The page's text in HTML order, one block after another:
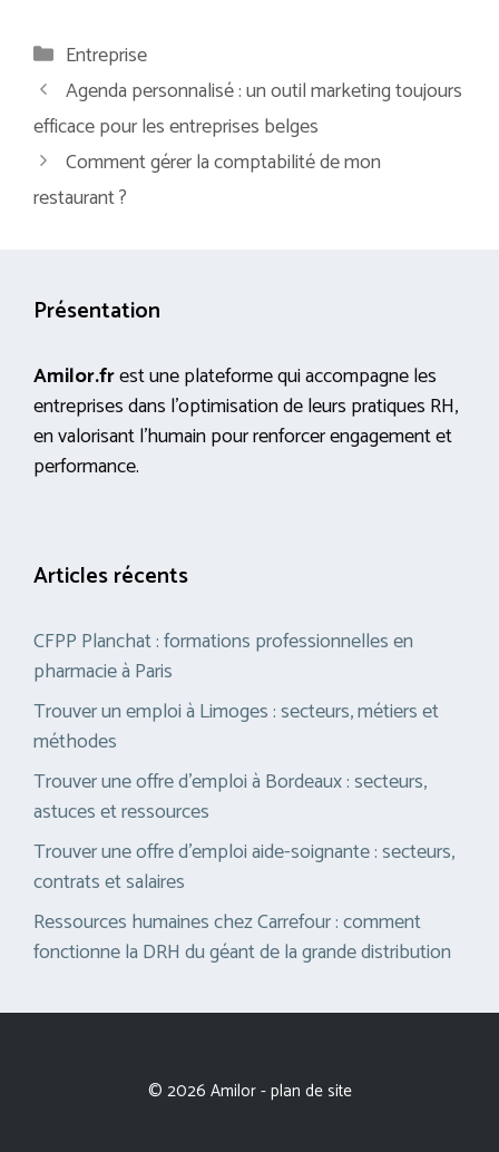
Catégories
Entreprise
Agenda personnalisé : un outil marketing toujours
efficace pour les entreprises belges
Comment gérer la comptabilité de mon
restaurant ?
Présentation
Amilor.frest une plateforme qui accompagne les
entreprises dans l’optimisation de leurs pratiques RH,
en valorisant l’humain pour renforcer engagement et
performance.
Articles récents
CFPP Planchat : formations professionnelles en
pharmacie à Paris
Trouver un emploi à Limoges : secteurs, métiers et
méthodes
Trouver une offre d’emploi à Bordeaux : secteurs,
astuces et ressources
Trouver une offre d’emploi aide-soignante : secteurs,
contrats et salaires
Ressources humaines chez Carrefour : comment
fonctionne la DRH du géant de la grande distribution
© 2026 Amilor -plan de site